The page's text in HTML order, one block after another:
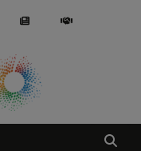
Ouvrir